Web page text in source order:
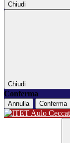
Chiudi
Chiudi
Conferma
Annulla Conferma